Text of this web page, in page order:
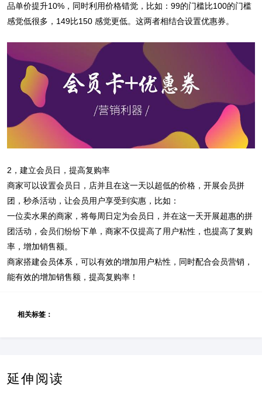
品单价提升10%，同时利用价格错觉，比如：99的门槛比100的门槛
感觉低很多，149比150 感觉更低。这两者相结合设置优惠券。
2，建立会员日，提高复购率
商家可以设置会员日，店并且在这一天以超低的价格，开展会员拼
团，秒杀活动，让会员用户享受到实惠，比如：
一位卖水果的商家，将每周日定为会员日，并在这一天开展超惠的拼
团活动，会员们纷纷下单，商家不仅提高了用户粘性，也提高了复购
率，增加销售额。
商家搭建会员体系，可以有效的增加用户粘性，同时配合会员营销，
能有效的增加销售额，提高复购率！
相关标签：
延伸阅读